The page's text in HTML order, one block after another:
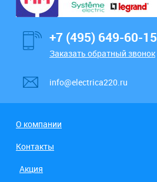
+7 (495) 649-60-15
Заказать обратный звонок
info@electrica220.ru
О компании
Контакты
Акция